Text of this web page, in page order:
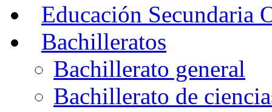
Educación Secundaria
Bachilleratos
Bachillerato general
Bachillerato de